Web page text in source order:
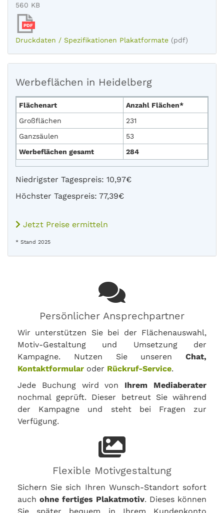
560 KB
PDF
Druckdaten / Spezifikationen Plakatformate (pdf)
Werbeflächen in Heidelberg
Flächenart
Anzahl Flächen*
Großflächen
231
Ganzsäulen
53
Werbeflächen gesamt
284
Niedrigster Tagespreis: 10,97€
Höchster Tagespreis: 77,39€
Jetzt Preise ermitteln
* Stand 2025
Persönlicher Ansprechpartner
Wir unterstützen Sie bei der Flächenauswahl,
Motiv-Gestaltung und Umsetzung der
Kampagne. Nutzen Sie unseren Chat,
Kontaktformular oder Rückruf-Service.
Jede Buchung wird von Ihrem Mediaberater
nochmal geprüft. Dieser betreut Sie während
der Kampagne und steht bei Fragen zur
Verfügung.
Flexible Motivgestaltung
Sichern Sie sich Ihren Wunsch-Standort sofort
auch ohne fertiges Plakatmotiv. Dieses können
Sie später bequem in Ihrem Kundenkonto